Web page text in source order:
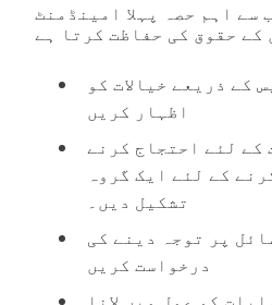
سے اہم حصہ پہلا امینڈمنٹ
کے ذریعے خیالات کو
اظہار کریں
کے لئے احتجاج کرنے
کے لئے ایک گروہ
تشکیل دیں۔
پر توجہ دینے کی
درخواست کریں